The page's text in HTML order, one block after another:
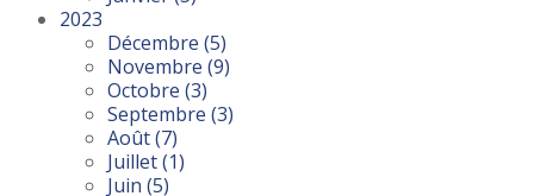
2023
Décembre (5)
Novembre (9)
Octobre (3)
Septembre (3)
Août(7)
Juillet(1)
Juin (5)